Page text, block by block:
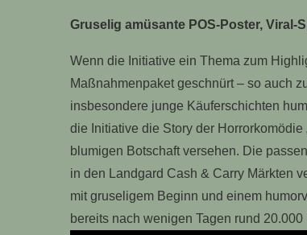
Gruselig amüsante POS-Poster, Viral-
Wenn die Initiative ein Thema zum
Maßnahmenpaket geschnürt – so auch
insbesondere junge Käuferschichten
die Initiative die Story der
blumigen Botschaft versehen. Die
in den Landgard Cash & Carry Märkten
mit gruseligem Beginn und einem
bereits nach wenigen Tagen rund 20.000